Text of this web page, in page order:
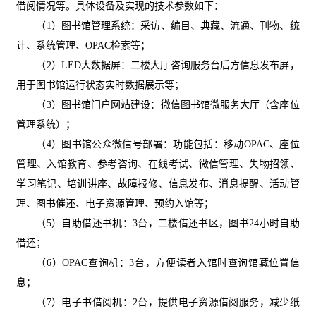
借阅情况等。具体设备及实现的技术参数如下：
（ 1）图书馆管理系统：采访、编目、典藏、流通、刊物、统
计、系统管理、OPAC检索等；
（2）LED大数据屏：二楼大厅咨询服务台后方信息发布屏，
用于图书馆运行状态实时数据展示等；
（3）图书馆门户网站建设：微信图书馆微服务大厅（含座位
管理系统）
；
（4）图书馆公众微信号部署：功能包括：移动OPAC、座位
管理、入馆教育、参考咨询、在线考试、微信管理、失物招领、
学习笔记、培训讲座、故障报修、信息发布、消息提醒、活动管
理、图书催还、电子资源管理、预约入馆等；
（5）自助借还书机：3台，二楼借还书区，图书24小时自助
借还 ；
（6）OPAC查询机：3台，方便读者入馆时查询馆藏位置信
息 ；
（ 7）电子书借阅机：2台，提供电子资源借阅服务，减少纸